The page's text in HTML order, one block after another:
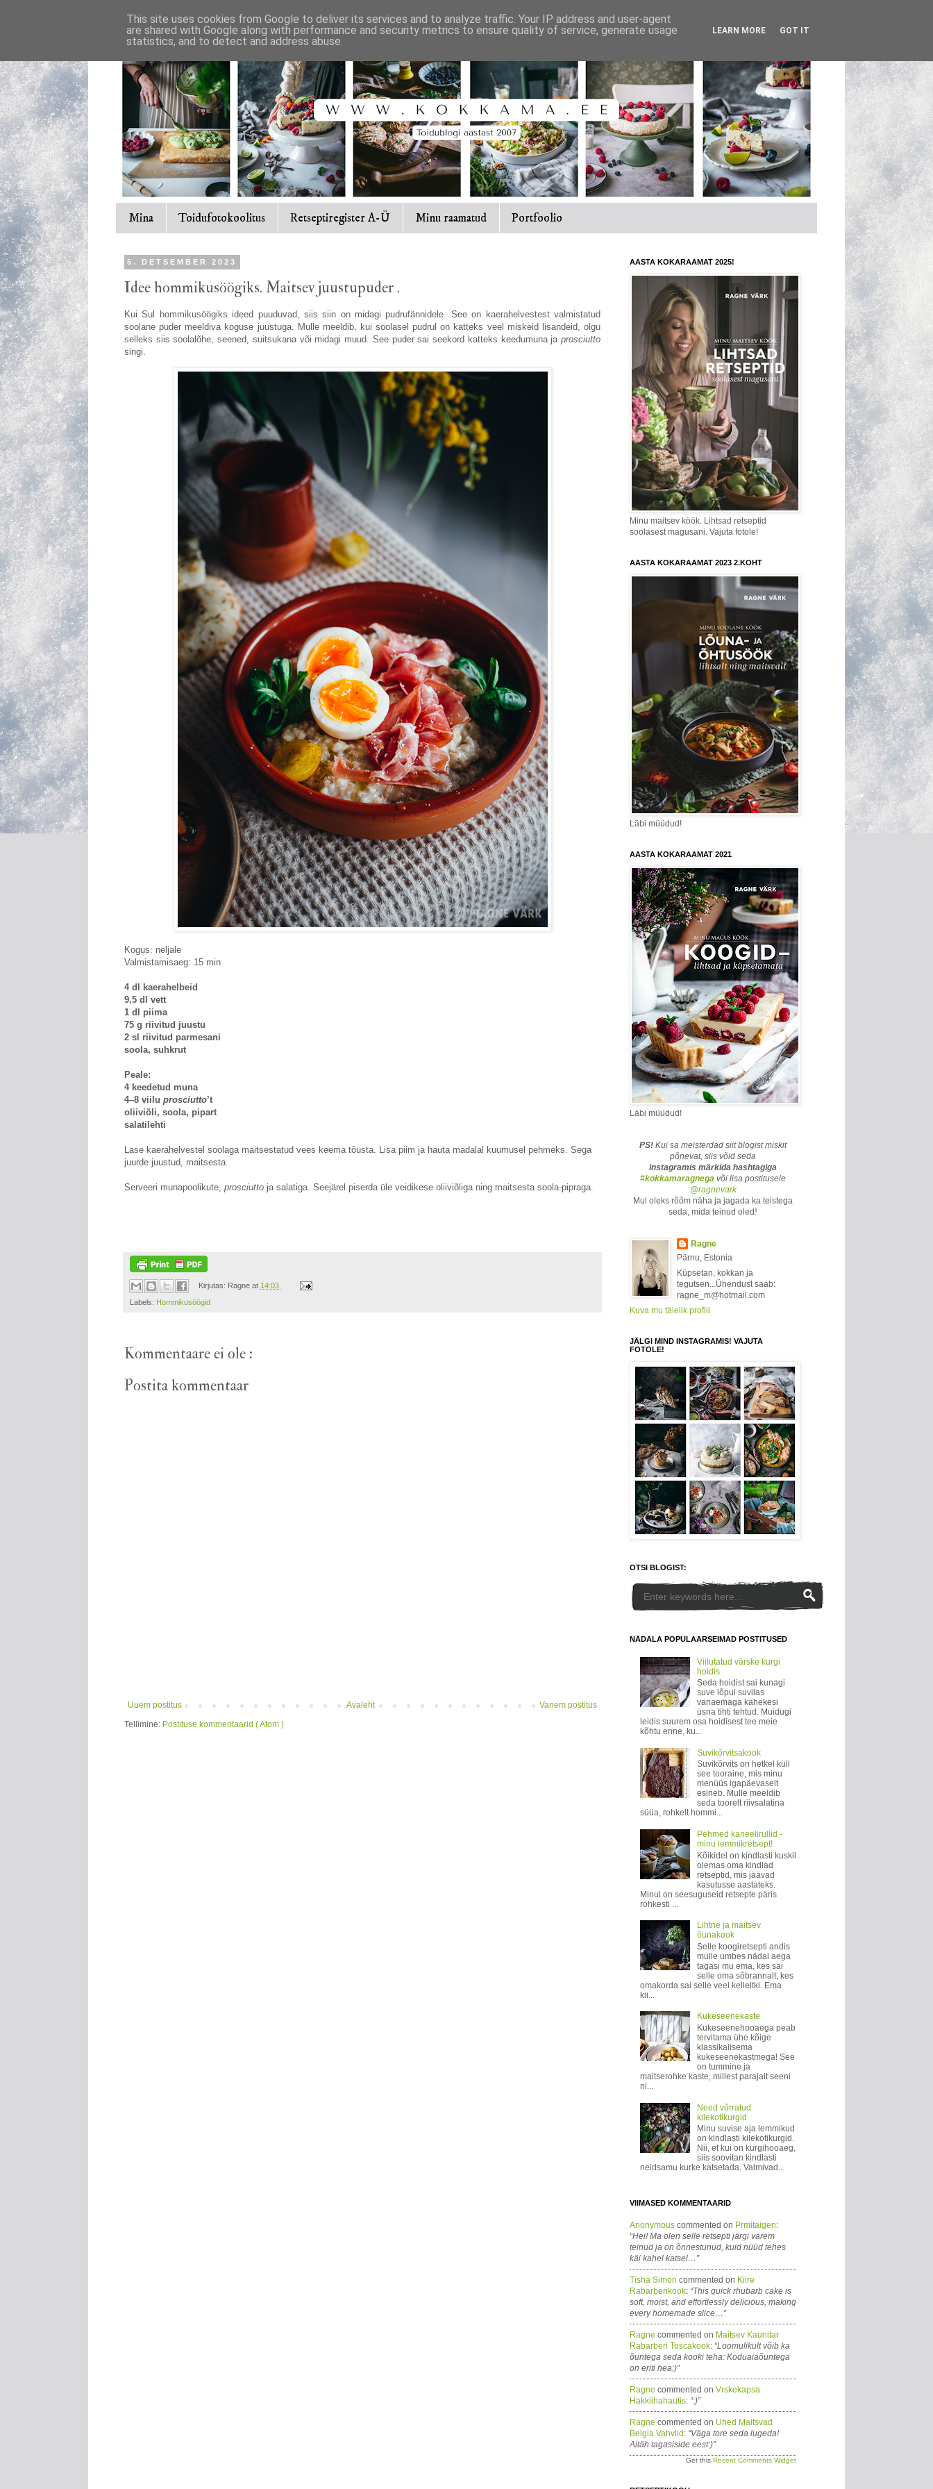
Mina Toidufotokoolitus Retseptiregister A-Ü Minu raamatud Portfoolio
5. DETSEMBER 2023
Idee hommikusöögiks. Maitsev juustupuder .
Kui Sul hommikusöögiks ideed puuduvad, siis siin on midagi pudrufännidele. See on kaerahelvestest valmistatud
soolane puder meeldiva koguse juustuga. Mulle meeldib, kui soolasel pudrul on katteks veel miskeid lisandeid, olgu
selleks siis soolalõhe, seened, suitsukana või midagi muud. See puder sai seekord katteks keedumuna ja prosciutto
singi.
Kogus: neljale
Valmistamisaeg: 15 min
4 dl kaerahelbeid
9,5 dl vett
1 dl piima
75 g riivitud juustu
2 sl riivitud parmesani
soola, suhkrut
Peale:
4 keedetud muna
4–8 viilu prosciutto’t
oliiviõli, soola, pipart
salatilehti
Lase kaerahelvestel soolaga maitsestatud vees keema tõusta. Lisa piim ja hauta madalal kuumusel pehmeks. Sega
juurde juustud, maitsesta.
Serveeri munapoolikute, prosciutto ja salatiga. Seejärel piserda üle veidikese oliiviõliga ning maitsesta soola-pipraga.
Kirjutas: Ragne at 14:03
Labels: Hommikusöögid
Kommentaare ei ole :
Postita kommentaar
Uuem postitus Vanem postitus
Avaleht
Tellimine: Postituse kommentaarid ( Atom )
AASTA KOKARAAMAT 2025!
Minu maitsev köök. Lihtsad retseptid
soolasest magusani. Vajuta fotole!
AASTA KOKARAAMAT 2023 2.KOHT
Läbi müüdud!
AASTA KOKARAAMAT 2021
Läbi müüdud!
PS! Kui sa meisterdad siit blogist miskit
põnevat, siis võid seda
instagramis märkida hashtagiga
#kokkamaragnega või lisa postitusele
@ragnevark
Mul oleks rõõm näha ja jagada ka teistega
seda, mida teinud oled !
Ragne
Pärnu, Estonia
Küpsetan, kokkan ja
tegutsen...Ühendust saab:
ragne_m@hotmail.com
Kuva mu täielik profiil
JÄLGI MIND INSTAGRAMIS! VAJUTA
FOTOLE!
OTSI BLOGIST:
NÄDALA POPULAARSEIMAD POSTITUSED
Viilutatud värske kurgi
hoidis
Seda hoidist sai kunagi
suve lõpul suvilas
vanaemaga kahekesi
üsna tihti tehtud. Muidugi
leidis suurem osa hoidisest tee meie
kõhtu enne, ku...
Suvikõrvitsakook
Suvikõrvits on hetkel küll
see tooraine, mis minu
menüüs igapäevaselt
esineb. Mulle meeldib
seda toorelt riivsalatina
süüa, rohkelt hommi...
Pehmed kaneelirullid -
minu lemmikretsept!
Kõikidel on kindlasti kuskil
olemas oma kindlad
retseptid, mis jäävad
kasutusse aastateks.
Minul on seesuguseid retsepte päris
rohkesti ...
Lihtne ja maitsev
õunakook
Selle koogiretsepti andis
mulle umbes nädal aega
tagasi mu ema, kes sai
selle oma sõbrannalt, kes
omakorda sai selle veel kelleltki. Ema
kii...
Kukeseenekaste
Kukeseenehooaega peab
tervitama ühe kõige
klassikalisema
kukeseenekastmega! See
on tummine ja
maitserohke kaste, millest parajalt seeni
ni...
Need võrratud
kilekotikurgid
Minu suvise aja lemmikud
on kindlasti kilekotikurgid.
Nii, et kui on kurgihooaeg,
siis soovitan kindlasti
neidsamu kurke katsetada. Valmivad...
VIIMASED KOMMENTAARID
Anonymous commented on Prmitaigen:
“Hei! Ma olen selle retsepti järgi varem
teinud ja on õnnestunud, kuid nüüd tehes
käi kahel katsel…”
Tisha Simon commented on Kiire
Rabarberikook: “This quick rhubarb cake is
soft, moist, and effortlessly delicious, making
every homemade slice…”
Ragne commented on Maitsev Kaunitar
Rabarberi Toscakook: “Loomulikult võib ka
õuntega seda kooki teha: Koduaiaõuntega
on eriti hea:)”
Ragne commented on Vrskekapsa
Hakklihahautis: “:)”
Ragne commented on Uhed Maitsvad
Belgia Vahvlid : “Väga tore seda lugeda!
Aitäh tagasiside eest:)”
Get this Recent Comments Widget
This site uses cookies from Google to deliver its services and to analyze traffic. Your IP address and user-agent
are shared with Google along with performance and security metrics to ensure quality of service, generate usage
statistics, and to detect and address abuse.
LEARN MORE GOT IT